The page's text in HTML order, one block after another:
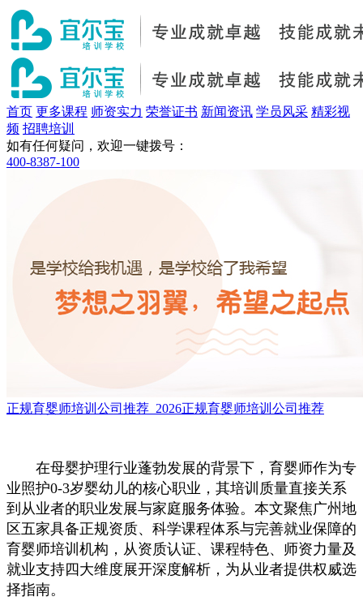
首页 更多课程 师资实力 荣誉证书 新闻资讯 学员风采 精彩视
频 招聘培训
如有任何疑问，欢迎一键拨号：
400-8387-100
正规育婴师培训公司推荐_2026正规育婴师培训公司推荐
在母婴护理行业蓬勃发展的背景下，育婴师作为专
业照护0-3岁婴幼儿的核心职业，其培训质量直接关系
到从业者的职业发展与家庭服务体验。本文聚焦广州地
区五家具备正规资质、科学课程体系与完善就业保障的
育婴师培训机构，从资质认证、课程特色、师资力量及
就业支持四大维度展开深度解析，为从业者提供权威选
择指南。